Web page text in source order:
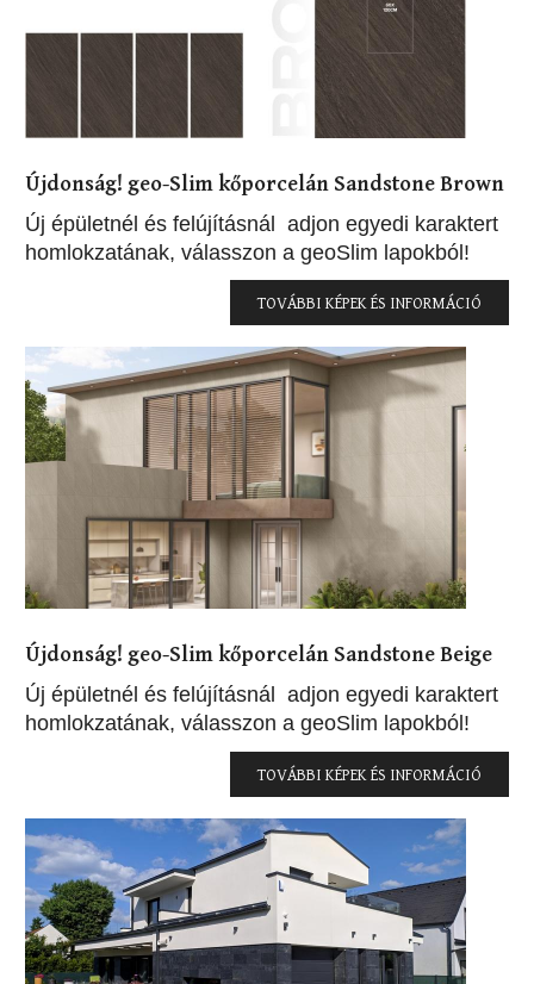
Újdonság! geo-Slim kőporcelán Sandstone Brown
Új épületnél és felújításnál adjon egyedi karaktert
homlokzatának, válasszon a geoSlim lapokból!
TOVÁBBI KÉPEK ÉS INFORMÁCIÓ
Újdonság! geo-Slim kőporcelán Sandstone Beige
Új épületnél és felújításnál adjon egyedi karaktert
homlokzatának, válasszon a geoSlim lapokból!
TOVÁBBI KÉPEK ÉS INFORMÁCIÓ